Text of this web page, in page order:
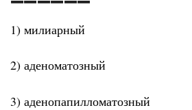
1) милиарный
2) аденоматозный
3) аденопапилломатозный